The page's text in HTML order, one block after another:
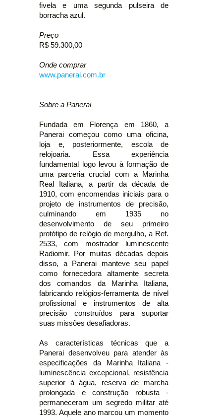
fivela e uma segunda pulseira de
borracha azul.
Preço
R$ 59.300,00
Onde comprar
www.panerai.com.br
Sobre a Panerai
Fundada em Florença em 1860, a
Panerai começou como uma oficina,
loja e, posteriormente, escola de
relojoaria. Essa experiência
fundamental logo levou à formação de
uma parceria crucial com a Marinha
Real Italiana, a partir da década de
1910, com encomendas iniciais para o
projeto de instrumentos de precisão,
culminando em 1935 no
desenvolvimento de seu primeiro
protótipo de relógio de mergulho, a Ref.
2533, com mostrador luminescente
Radiomir. Por muitas décadas depois
disso, a Panerai manteve seu papel
como fornecedora altamente secreta
dos comandos da Marinha Italiana,
fabricando relógios-ferramenta de nível
profissional e instrumentos de alta
precisão construídos para suportar
suas missões desafiadoras.
As características técnicas que a
Panerai desenvolveu para atender às
especificações da Marinha Italiana -
luminescência excepcional, resistência
superior à água, reserva de marcha
prolongada e construção robusta -
permaneceram um segredo militar até
1993. Aquele ano marcou um momento